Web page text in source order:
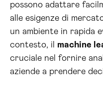
possono adattare
alle esigenze di
un ambiente in rapida
contesto, il machine
cruciale nel fornire
aziende a prendere